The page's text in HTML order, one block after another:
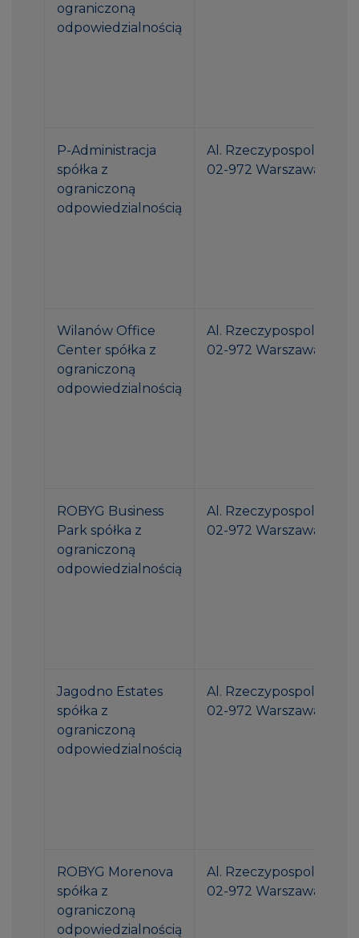
ograniczoną
odpowiedzialnością
P-Administracja
spółka z
ograniczoną
odpowiedzialnością
Al. Rzeczypospolitej 1
02-972 Warszawa
Wilanów Office
Center spółka z
ograniczoną
odpowiedzialnością
Al. Rzeczypospolitej 1
02-972 Warszawa
ROBYG Business
Park spółka z
ograniczoną
odpowiedzialnością
Al. Rzeczypospolitej 1
02-972 Warszawa
Jagodno Estates
spółka z
ograniczoną
odpowiedzialnością
Al. Rzeczypospolitej 1
02-972 Warszawa
ROBYG Morenova
spółka z
ograniczoną
odpowiedzialnością
Al. Rzeczypospolitej 1
02-972 Warszawa